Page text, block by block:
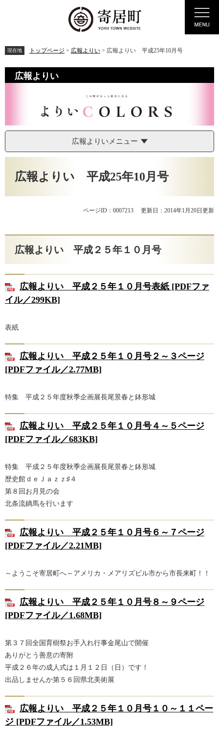
先
頭
で
を
飛
ば
現在地 トップページ > 広報よりい > 広報よりい 平成25年10月号
広報よりい
広報よりいメニュー
広報よりい 平成25年10月号
ページID：0007213 更新日：2014年1月20日更新
広報よりい 平成２５年１０月号
広報よりい 平成２５年１０月号表紙 [PDFファ
イル／299KB]
表紙
広報よりい 平成２５年１０月号２～３ページ
[PDFファイル／2.77MB]
特集 平成２５年度秋季企画展長尾景春と鉢形城
広報よりい 平成２５年１０月号４～５ページ
[PDFファイル／683KB]
特集 平成２５年度秋季企画展長尾景春と鉢形城
歴史館ｄｅＪａｚｚ♯４
第８回お月見の会
北条流鏑馬を行います
広報よりい 平成２５年１０月号６～７ページ
[PDFファイル／2.21MB]
～ようこそ寄居町へ～アメリカ・メアリズビル市から市長来町！！
広報よりい 平成２５年１０月号８～９ページ
[PDFファイル／1.68MB]
第３７回全国育樹祭お手入れ行事金尾山で開催
ありがとう善意の寄附
平成２６年の成人式は１月１２日（日）です！
出品しませんか第５６回県北美術展
広報よりい 平成２５年１０月号１０～１１ペー
ジ [PDFファイル／1.53MB]